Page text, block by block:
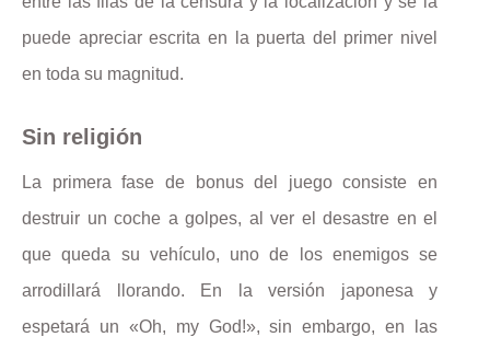
puede apreciar escrita en la puerta del primer nivel
en toda su magnitud.
Sin religión
La primera fase de bonus del juego consiste en
destruir un coche a golpes, al ver el desastre en el
que queda su vehículo, uno de los enemigos se
arrodillará llorando. En la versión japonesa y
espetará un «Oh, my God!», sin embargo, en las